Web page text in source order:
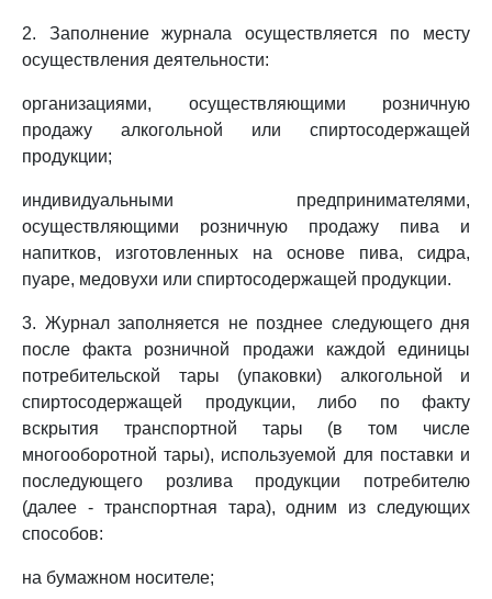
2. Заполнение журнала осуществляется по месту
осуществления деятельности:
организациями, осуществляющими розничную
продажу алкогольной или спиртосодержащей
продукции;
индивидуальными предпринимателями,
осуществляющими розничную продажу пива и
напитков, изготовленных на основе пива, сидра,
пуаре, медовухи или спиртосодержащей продукции.
3. Журнал заполняется не позднее следующего дня
после факта розничной продажи каждой единицы
потребительской тары (упаковки) алкогольной и
спиртосодержащей продукции, либо по факту
вскрытия транспортной тары (в том числе
многооборотной тары), используемой для поставки и
последующего розлива продукции потребителю
(далее - транспортная тара), одним из следующих
способов:
на бумажном носителе;